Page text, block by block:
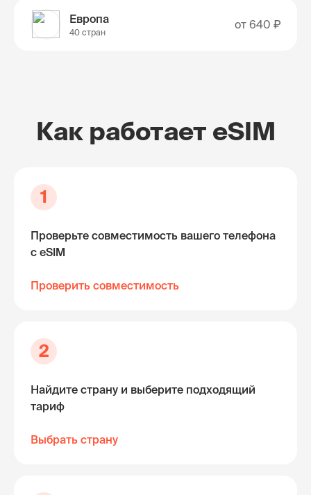
Европа
40 стран
от 640 ₽
Как работает eSIM
1
Проверьте совместимость вашего телефона
с eSIM
Проверить совместимость
2
Найдите страну и выберите подходящий
тариф
Выбрать страну